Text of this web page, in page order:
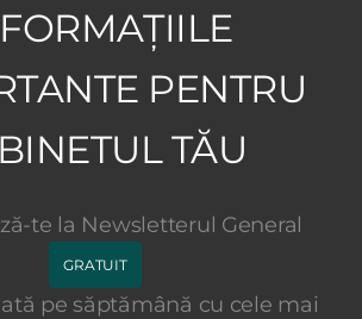
PENTRU
TĂU
te la Newsletterul General
GRATUIT
pe săptămână cu cele mai